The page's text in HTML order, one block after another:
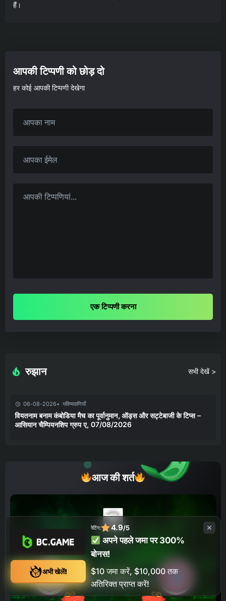
हैं।
आपकी टिप्पणी को छोड़ दो
हर कोई आपकी टिप्पणी देखेगा
एक टिप्पणी करना
रुझान सभी देखें >
06-08-2026 भविष्यवाणियाँ
वियतनाम बनाम कंबोडिया मैच का पूर्वानुमान, ऑड्स और सट्टेबाजी के टिप्स –
आसियान चैम्पियनशिप ग्रुप ए, 07/08/2026
आज की शर्त
अभी खेलें!
रेटिंग: 4.9/5
अपने पहले जमा पर 300%
बोनस!
$10 जमा करें, $10,000 तक
अतिरिक्त प्राप्त करें!